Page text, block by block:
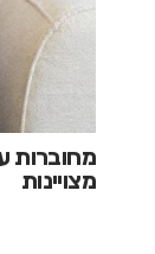
מצויינות